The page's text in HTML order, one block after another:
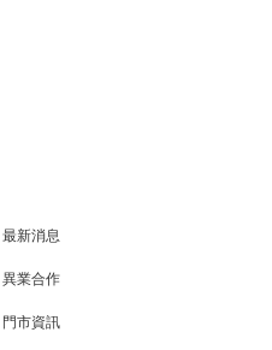
最新消息
異業合作
門市資訊